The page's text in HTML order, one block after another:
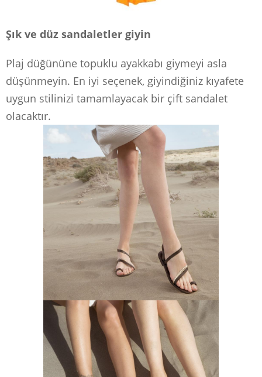
Şık ve düz sandaletler giyin
Plaj düğününe topuklu ayakkabı giymeyi asla
düşünmeyin. En iyi seçenek, giyindiğiniz kıyafete
uygun stilinizi tamamlayacak bir çift sandalet
olacaktır.